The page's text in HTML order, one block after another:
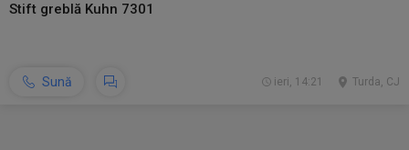
Stift greblă Kuhn 7301
Sună Turda, CJ
ieri, 14:21